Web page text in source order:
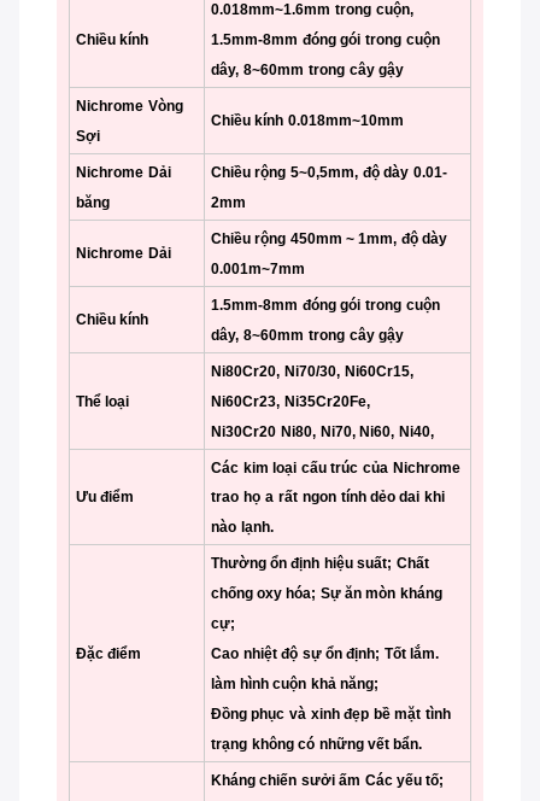
Chiều kính
0.018mm~1.6mm trong cuộn,
1.5mm-8mm đóng gói trong cuộn
dây, 8~60mm trong cây gậy
Nichrome Vòng
Sợi
Chiều kính 0.018mm~10mm
Nichrome Dải
băng
Chiều rộng 5~0,5mm, độ dày 0.01-
2mm
Nichrome Dải
Chiều rộng 450mm ~ 1mm, độ dày
0.001m~7mm
Chiều kính
1.5mm-8mm đóng gói trong cuộn
dây, 8~60mm trong cây gậy
Thể loại
Ni80Cr20, Ni70/30, Ni60Cr15,
Ni60Cr23, Ni35Cr20Fe,
Ni30Cr20 Ni80, Ni70, Ni60, Ni40,
Ưu điểm
Các kim loại cấu trúc của Nichrome
trao họ a rất ngon tính dẻo dai khi
nào lạnh.
Đặc điểm
Thường ổn định hiệu suất; Chất
chống oxy hóa; Sự ăn mòn kháng
cự;
Cao nhiệt độ sự ổn định; Tốt lắm.
làm hình cuộn khả năng;
Đồng phục và xinh đẹp bề mặt tình
trạng không có những vết bẩn.
Kháng chiến sưởi ấm Các yếu tố;